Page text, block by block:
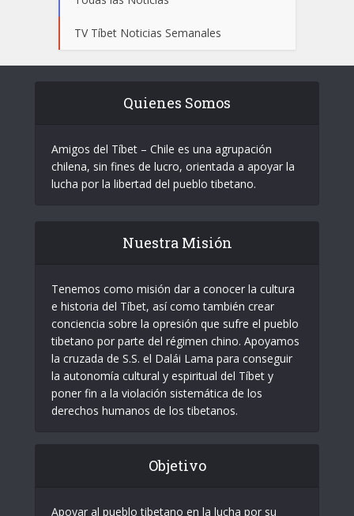
TV Tíbet Noticias Semanales
Quienes Somos
Amigos del Tíbet – Chile es una agrupación
chilena, sin fines de lucro, orientada a apoyar la
lucha por la libertad del pueblo tibetano.
Nuestra Misión
Tenemos como misión dar a conocer la cultura
e historia del Tíbet, así como también crear
conciencia sobre la opresión que sufre el pueblo
tibetano por parte del régimen chino. Apoyamos
la cruzada de S.S. el Dalái Lama para conseguir
la autonomía cultural y espiritual del Tíbet y
poner fin a la violación sistemática de los
derechos humanos de los tibetanos.
Objetivo
Apoyar al pueblo tibetano en la lucha por su